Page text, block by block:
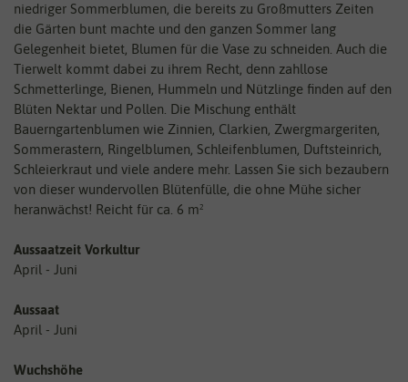
niedriger Sommerblumen, die bereits zu Großmutters Zeiten
die Gärten bunt machte und den ganzen Sommer lang
Gelegenheit bietet, Blumen für die Vase zu schneiden. Auch die
Tierwelt kommt dabei zu ihrem Recht, denn zahllose
Schmetterlinge, Bienen, Hummeln und Nützlinge finden auf den
Blüten Nektar und Pollen. Die Mischung enthält
Bauerngartenblumen wie Zinnien, Clarkien, Zwergmargeriten,
Sommerastern, Ringelblumen, Schleifenblumen, Duftsteinrich,
Schleierkraut und viele andere mehr. Lassen Sie sich bezaubern
von dieser wundervollen Blütenfülle, die ohne Mühe sicher
heranwächst! Reicht für ca. 6 m²
Aussaatzeit Vorkultur
April - Juni
Aussaat
April - Juni
Wuchshöhe